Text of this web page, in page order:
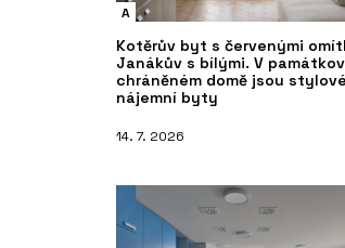
A
Kotěrův byt s červenými
Janákův s bílými. V
chráněném domě jsou stylové
nájemní byty
14. 7. 2026